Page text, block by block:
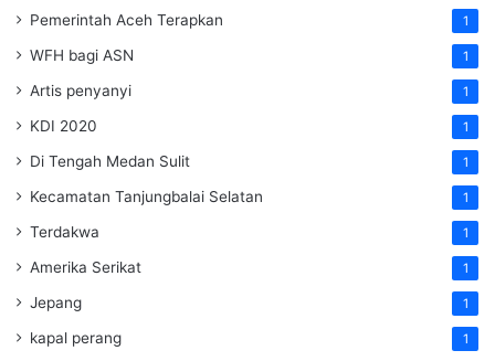
Pemerintah Aceh Terapkan 1
WFH bagi ASN 1
Artis penyanyi 1
KDI 2020 1
Di Tengah Medan Sulit 1
Kecamatan Tanjungbalai Selatan 1
Terdakwa 1
Amerika Serikat 1
Jepang 1
kapal perang 1